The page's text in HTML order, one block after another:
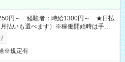
円～ 経験者：時給1300円～ ★日払
払いも選べます）※稼働開始時は手続き
ります。
※規定有